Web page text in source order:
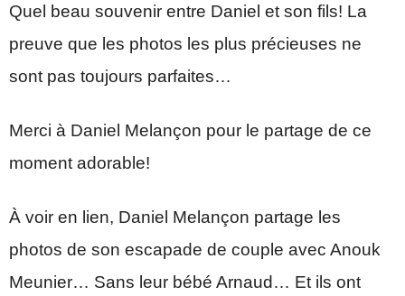
Quel beau souvenir entre Daniel et son fils! La
preuve que les photos les plus précieuses ne
sont pas toujours parfaites…
Merci à Daniel Melançon pour le partage de ce
moment adorable!
À voir en lien, Daniel Melançon partage les
photos de son escapade de couple avec Anouk
Meunier… Sans leur bébé Arnaud… Et ils ont